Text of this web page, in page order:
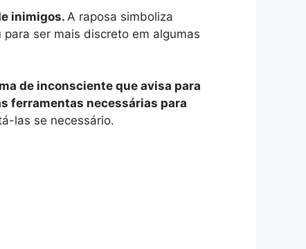
inimigos. A raposa simboliza
ser mais discreto em algumas
de inconsciente que avisa para
ferramentas necessárias para
las se necessário.